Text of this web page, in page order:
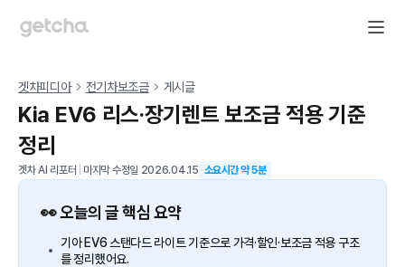
겟차피디아 전기차보조금 게시글
Kia EV6 리스·장기렌트 보조금 적용 기준
정리
겟차 AI 리포터 마지막 수정일 2026.04.15 소요시간 약5분
👀 오늘의 글 핵심 요약
기아 EV6 스탠다드 라이트 기준으로 가격·할인·보조금 적용 구조
를 정리했어요.